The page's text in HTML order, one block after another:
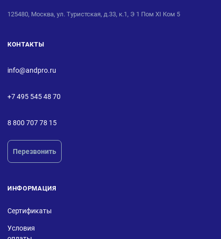
125480, Москва, ул. Туристская, д.33, к.1, Э 1 Пом XI Ком 5
КОНТАКТЫ
info@andpro.ru
+7 495 545 48 70
8 800 707 78 15
Перезвонить
ИНФОРМАЦИЯ
Сертификаты
Условия